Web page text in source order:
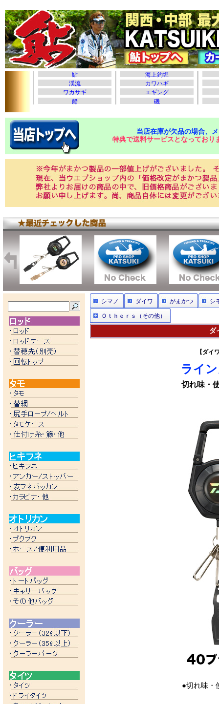
当店在庫が欠品の場合、
特典で送料サービスとなっており
シマノ ダイワ がまかつ シ
Ｏｔｈｅｒｓ（その他）
ダ
【ダイ
ライ
切れ味・
●切れ味・